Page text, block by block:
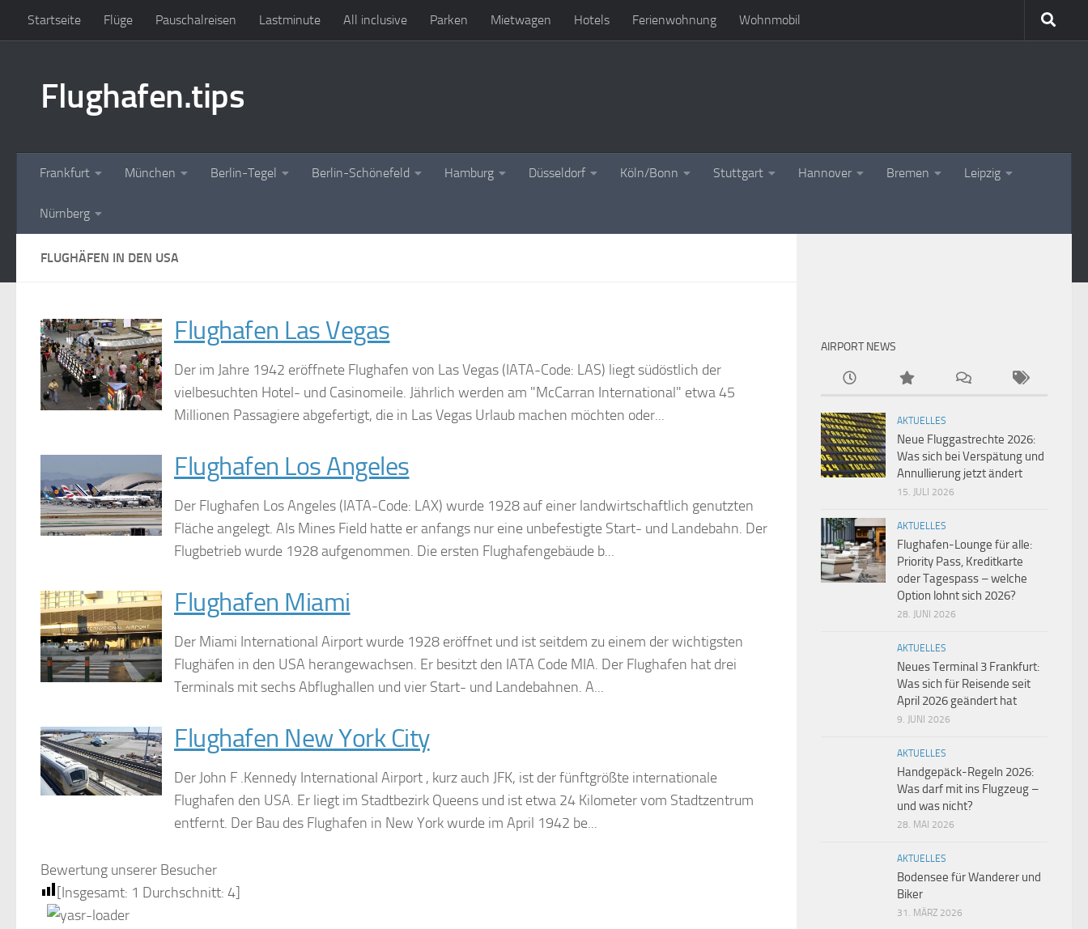
Zum Inhalt springen
Startseite Flüge Pauschalreisen Lastminute All inclusive Parken Mietwagen Hotels Ferienwohnung Wohnmobil
Flughafen.tips
Frankfurt München Berlin-Tegel Berlin-Schönefeld Hamburg Düsseldorf Köln/Bonn Stuttgart Hannover Bremen Leipzig
Nürnberg
FLUGHÄFEN IN DEN USA
Flughafen Las Vegas
Der im Jahre 1942 eröffnete Flughafen von Las Vegas (IATA-Code: LAS) liegt südöstlich der
vielbesuchten Hotel- und Casinomeile. Jährlich werden am "McCarran International" etwa 45
Millionen Passagiere abgefertigt, die in Las Vegas Urlaub machen möchten oder...
Flughafen Los Angeles
Der Flughafen Los Angeles (IATA-Code: LAX) wurde 1928 auf einer landwirtschaftlich genutzten
Fläche angelegt. Als Mines Field hatte er anfangs nur eine unbefestigte Start- und Landebahn. Der
Flugbetrieb wurde 1928 aufgenommen. Die ersten Flughafengebäude b...
Flughafen Miami
Der Miami International Airport wurde 1928 eröffnet und ist seitdem zu einem der wichtigsten
Flughäfen in den USA herangewachsen. Er besitzt den IATA Code MIA. Der Flughafen hat drei
Terminals mit sechs Abflughallen und vier Start- und Landebahnen. A...
Flughafen New York City
Der John F .Kennedy International Airport , kurz auch JFK, ist der fünftgrößte internationale
Flughafen den USA. Er liegt im Stadtbezirk Queens und ist etwa 24 Kilometer vom Stadtzentrum
entfernt. Der Bau des Flughafen in New York wurde im April 1942 be...
Bewertung unserer Besucher
[Insgesamt: 1 Durchschnitt: 4]
AIRPORT NEWS
AKTUELLES
Neue Fluggastrechte 2026:
Was sich bei Verspätung und
Annullierung jetzt ändert
15. JULI 2026
AKTUELLES
Flughafen-Lounge für alle:
Priority Pass, Kreditkarte
oder Tagespass – welche
Option lohnt sich 2026?
28. JUNI 2026
AKTUELLES
Neues Terminal 3 Frankfurt:
Was sich für Reisende seit
April 2026 geändert hat
9. JUNI 2026
AKTUELLES
Handgepäck-Regeln 2026:
Was darf mit ins Flugzeug –
und was nicht?
28. MAI 2026
AKTUELLES
Bodensee für Wanderer und
Biker
31. MÄRZ 2026